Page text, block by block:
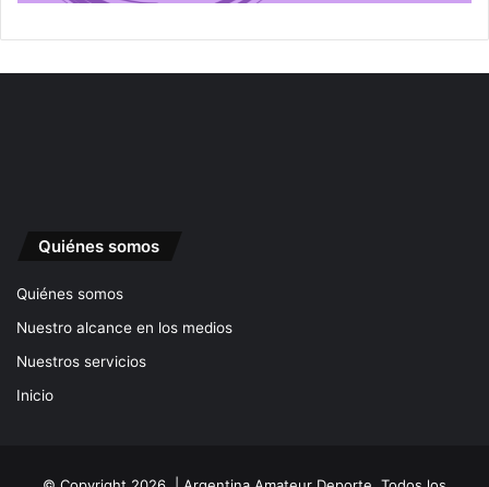
Quiénes somos
Quiénes somos
Nuestro alcance en los medios
Nuestros servicios
Inicio